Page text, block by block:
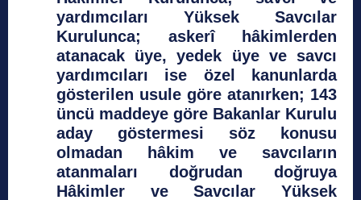
yardımcıları Yüksek Savcılar
Kurulunca; askerî hâkimlerden
atanacak üye, yedek üye ve savcı
yardımcıları ise özel kanunlarda
gösterilen usule göre atanırken; 143
üncü maddeye göre Bakanlar Kurulu
aday göstermesi söz konusu
olmadan hâkim ve savcıların
atanmaları doğrudan doğruya
Hâkimler ve Savcılar Yüksek